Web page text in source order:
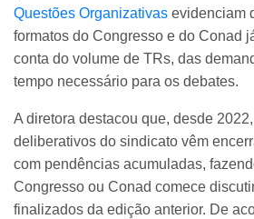
Questões Organizativas evidenciam
formatos do Congresso e do Conad
conta do volume de TRs, das
tempo necessário para os debates.
A diretora destacou que, desde
deliberativos do sindicato vêm
com pendências acumuladas,
Congresso ou Conad comece
finalizados da edição anterior. De